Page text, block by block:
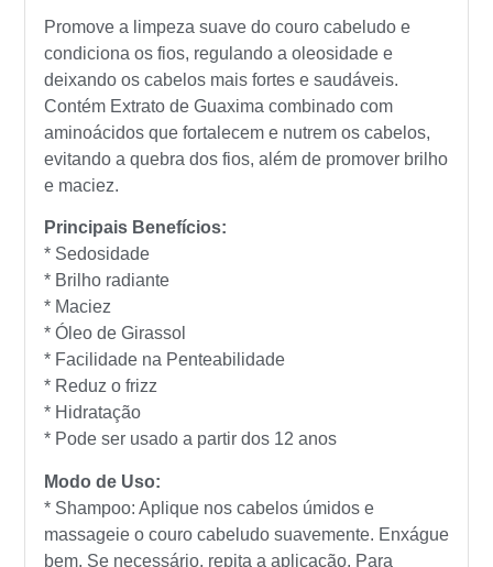
Promove a limpeza suave do couro cabeludo e
condiciona os fios, regulando a oleosidade e
deixando os cabelos mais fortes e saudáveis.
Contém Extrato de Guaxima combinado com
aminoácidos que fortalecem e nutrem os cabelos,
evitando a quebra dos fios, além de promover brilho
e maciez.
Principais Benefícios:
* Sedosidade
* Brilho radiante
* Maciez
* Óleo de Girassol
* Facilidade na Penteabilidade
* Reduz o frizz
* Hidratação
* Pode ser usado a partir dos 12 anos
Modo de Uso:
* Shampoo: Aplique nos cabelos úmidos e
massageie o couro cabeludo suavemente. Enxágue
bem. Se necessário, repita a aplicação. Para